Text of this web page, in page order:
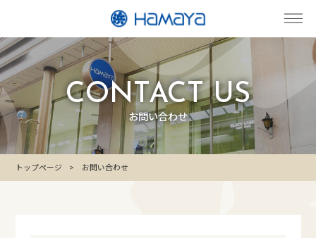
CONTACT US
お問い合わせ
トップページ お問い合わせ